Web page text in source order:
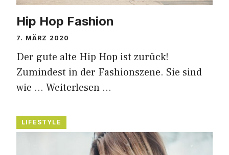
Hip Hop Fashion
7. MÄRZ 2020
Der gute alte Hip Hop ist zurück!
Zumindest in der Fashionszene. Sie sind
wie … Weiterlesen …
LIFESTYLE